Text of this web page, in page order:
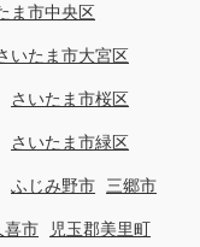
ま市中央区
いたま市大宮区
さいたま市桜区
さいたま市緑区
ふじみ野市 三郷市
喜市 児玉郡美里町